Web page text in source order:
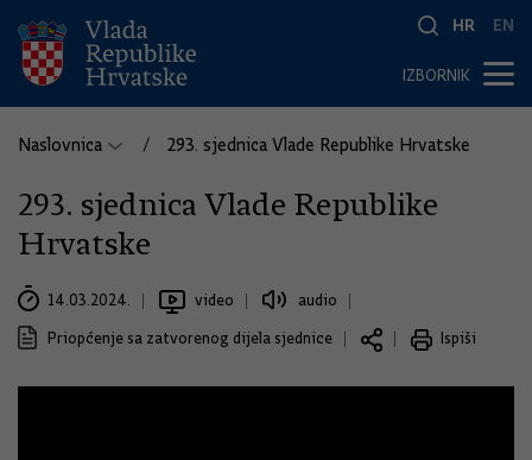
HR EN
IZBORNIK
Naslovnica 293. sjednica Vlade Republike Hrvatske
293. sjednica Vlade Republike
Hrvatske
14.03.2024. video
audio
Priopćenje sa zatvorenog dijela sjednice
Ispiši